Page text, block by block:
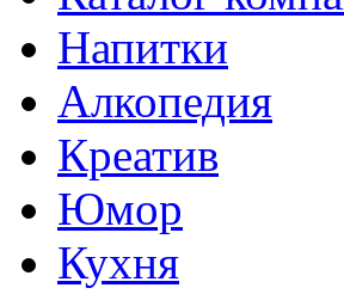
Напитки
Алкопедия
Креатив
Юмор
Кухня